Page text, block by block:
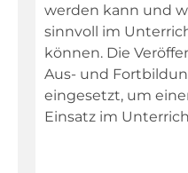
werden kann und
sinnvoll im
können. Die
Aus- und
eingesetzt, um
Einsatz im